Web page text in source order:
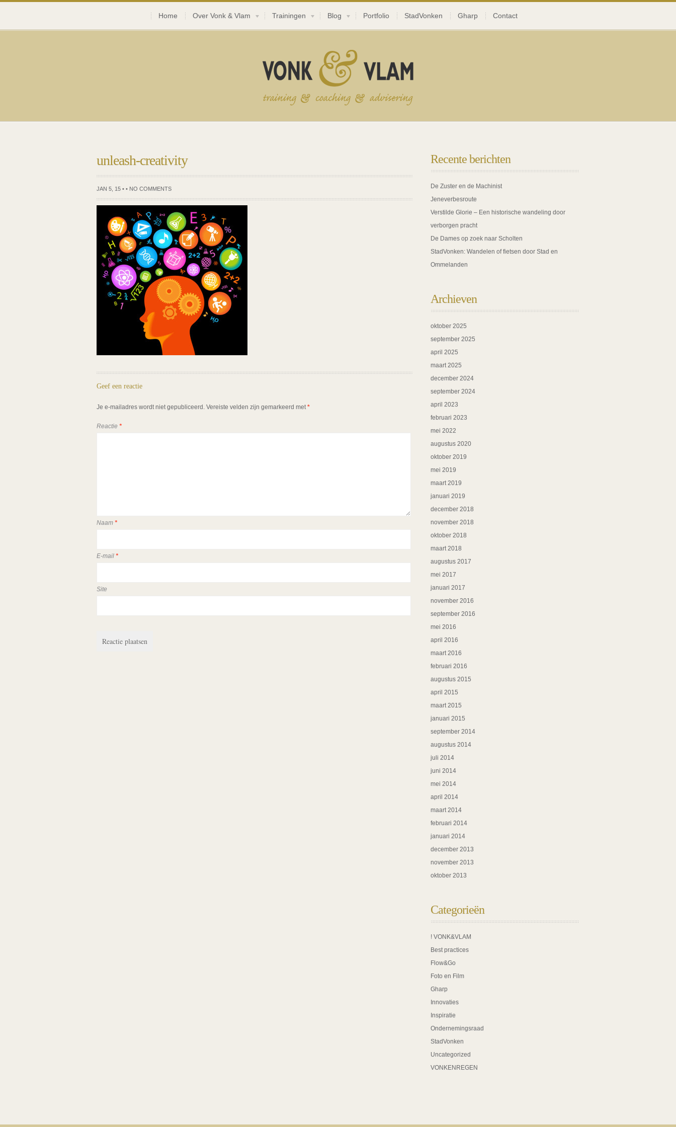
Home Over Vonk & Vlam Trainingen Blog Portfolio StadVonken Gharp Contact
unleash-creativity
JAN 5, 15 • • NO COMMENTS
Geef een reactie
Je e-mailadres wordt niet gepubliceerd. Vereiste velden zijn gemarkeerd met*
Reactie *
Naam *
E-mail *
Site
Recente berichten
De Zuster en de Machinist
Jeneverbesroute
Verstilde Glorie – Een historische wandeling door
verborgen pracht
De Dames op zoek naar Scholten
StadVonken: Wandelen of fietsen door Stad en
Ommelanden
Archieven
oktober 2025
september 2025
april 2025
maart 2025
december 2024
september 2024
april 2023
februari 2023
mei 2022
augustus 2020
oktober 2019
mei 2019
maart 2019
januari 2019
december 2018
november 2018
oktober 2018
maart 2018
augustus 2017
mei 2017
januari 2017
november 2016
september 2016
mei 2016
april 2016
maart 2016
februari 2016
augustus 2015
april 2015
maart 2015
januari 2015
september 2014
augustus 2014
juli 2014
juni 2014
mei 2014
april 2014
maart 2014
februari 2014
januari 2014
december 2013
november 2013
oktober 2013
Categorieën
! VONK&VLAM
Best practices
Flow&Go
Foto en Film
Gharp
Innovaties
Inspiratie
Ondernemingsraad
StadVonken
Uncategorized
VONKENREGEN